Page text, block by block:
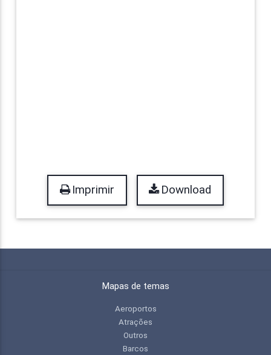
Imprimir Download
Mapas de temas
Aeroportos
Atrações
Outros
Barcos